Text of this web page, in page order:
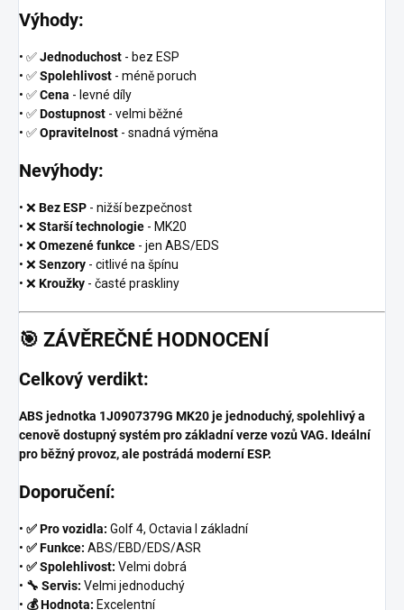
Výhody:
• ✅Jednoduchost - bez ESP
• ✅Spolehlivost - méně poruch
• ✅Cena - levné díly
• ✅Dostupnost - velmi běžné
• ✅Opravitelnost - snadná výměna
Nevýhody:
• ❌ Bez ESP - nižší bezpečnost
• ❌ Starší technologie - MK20
• ❌ Omezené funkce - jen ABS/EDS
• ❌ Senzory - citlivé na špínu
• ❌ Kroužky - časté praskliny
🎯 ZÁVĚREČNÉ HODNOCENÍ
Celkový verdikt:
ABS jednotka 1J0907379G MK20 je jednoduchý, spolehlivý a
cenově dostupný systém pro základní verze vozů VAG. Ideální
pro běžný provoz, ale postrádá moderní ESP.
Doporučení:
• ✅ Pro vozidla: Golf 4, Octavia I základní
• ✅ Funkce: ABS/EBD/EDS/ASR
• ✅ Spolehlivost: Velmi dobrá
• 🔧 Servis: Velmi jednoduchý
• 💰 Hodnota: Excelentní